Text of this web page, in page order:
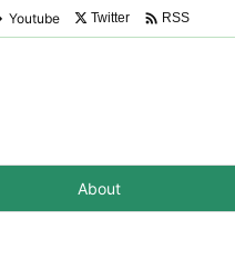
About
Youtube Twitter  RSS